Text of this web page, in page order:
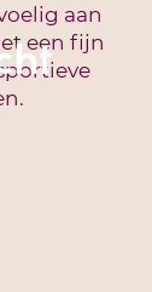
aan
een fijn